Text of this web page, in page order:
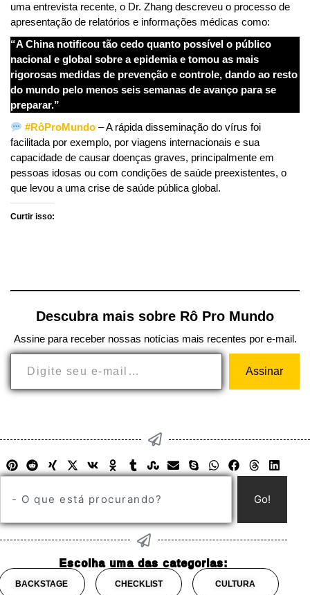
uma entrevista recente, o Dr. Zhang descreveu o processo de
apresentação de relatórios e informações médicas como:
“A China notificou tão cedo quanto possível o público
nacional e global sobre a epidemia e tomou as mais
rigorosas medidas de prevenção e controle, dando ao resto
do mundo pelo menos seis semanas de avanço para se
preparar.”
#RôProMundo – A rápida disseminação do vírus foi
facilitada por exemplo, por viagens internacionais e sua
capacidade de causar doenças graves, principalmente em
pessoas idosas ou com condições de saúde preexistentes, o
que levou a uma crise de saúde pública global.
Curtir isso:
Descubra mais sobre Rô Pro Mundo
Assine para receber nossas notícias mais recentes por e-mail.
Assinar
Go!
Escolha uma das categorias:
BACKSTAGE CHECKLIST CULTURA